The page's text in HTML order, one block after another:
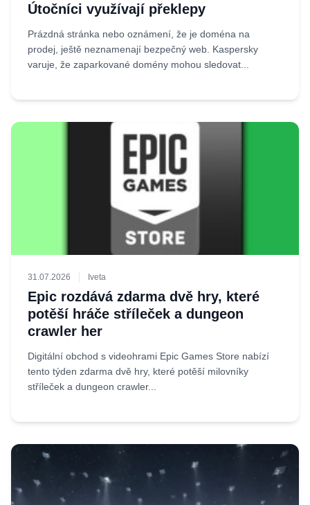
Útočníci využívají překlepy
Prázdná stránka nebo oznámení, že je doména na
prodej, ještě neznamenají bezpečný web. Kaspersky
varuje, že zaparkované domény mohou sledovat...
31.07.2026 Iveta
Epic rozdává zdarma dvě hry, které
potěší hráče stříleček a dungeon
crawler her
Digitální obchod s videohrami Epic Games Store nabízí
tento týden zdarma dvě hry, které potěší milovníky
stříleček a dungeon crawler...